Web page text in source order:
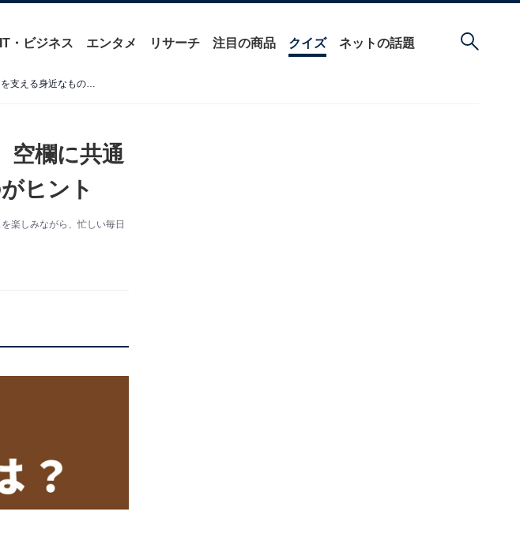
IT・ビジネス エンタメ リサーチ 注目の商品 クイズ ネットの話題
【クロスワードクイズ】1分でストレス解消！ 空欄に共通するひらがなは？ 暮らしを支える身近なものがヒント
空欄に共通
ヒント
楽しみながら、忙しい毎日